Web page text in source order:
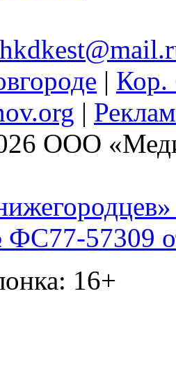
| Кор.
|
ООО
57309
16+